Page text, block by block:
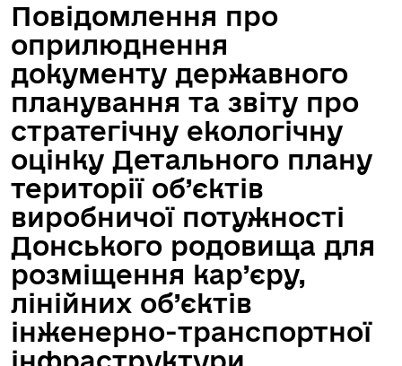
Повідомлення про
оприлюднення
документу державного
планування та звіту про
стратегічну екологічну
оцінку Детального плану
території об’єктів
виробничої потужності
Донського родовища для
розміщення кар’єру,
лінійних об’єктів
інженерно-транспортної